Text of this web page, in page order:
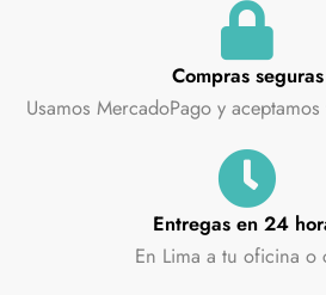
Compras seguras
Usamos MercadoPago y
Entregas en 24
En Lima a tu oficina o